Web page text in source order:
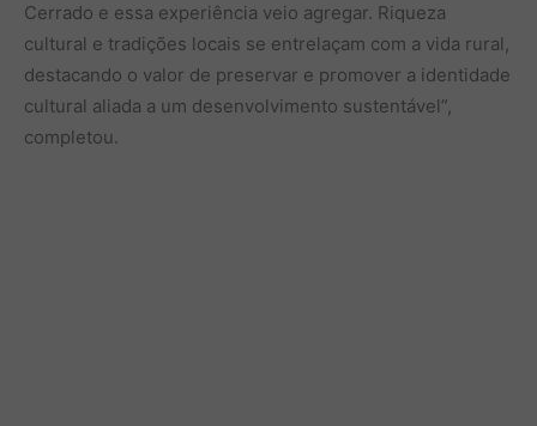
Cerrado e essa experiência veio agregar. Riqueza
cultural e tradições locais se entrelaçam com a vida rural,
destacando o valor de preservar e promover a identidade
cultural aliada a um desenvolvimento sustentável”,
completou.